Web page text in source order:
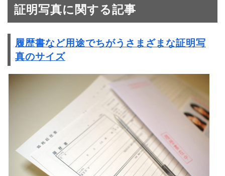
証明写真に関する記事
履歴書など用途でちがうさまざまな証明写
真のサイズ